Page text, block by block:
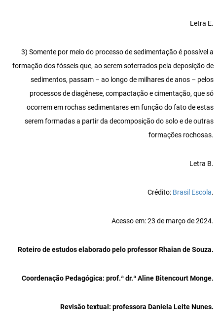
Letra E.
3) Somente por meio do processo de sedimentação é possível a
formação dos fósseis que, ao serem soterrados pela deposição de
sedimentos, passam – ao longo de milhares de anos – pelos
processos de diagênese, compactação e cimentação, que só
ocorrem em rochas sedimentares em função do fato de estas
serem formadas a partir da decomposição do solo e de outras
formações rochosas.
Letra B.
Crédito: Brasil Escola.
Acesso em: 23 de março de 2024.
Roteiro de estudos elaborado pelo professor Rhaian de Souza.
Coordenação Pedagógica: prof.ª dr.ª Aline Bitencourt Monge.
Revisão textual: professora Daniela Leite Nunes.